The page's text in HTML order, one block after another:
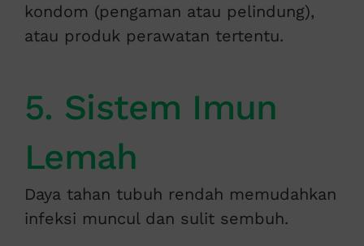
kondom (pengaman atau pelindung),
atau produk perawatan tertentu.
5. Sistem Imun
Lemah
Daya tahan tubuh rendah memudahkan
infeksi muncul dan sulit sembuh.